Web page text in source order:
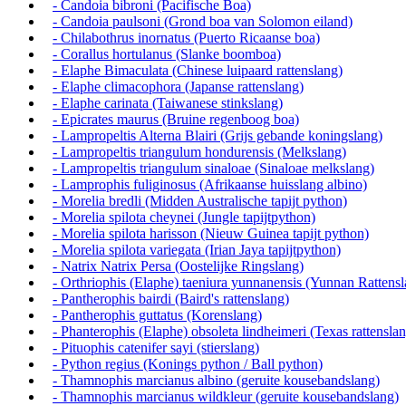
- Candoia bibroni (Pacifische Boa)
- Candoia paulsoni (Grond boa van Solomon eiland)
- Chilabothrus inornatus (Puerto Ricaanse boa)
- Corallus hortulanus (Slanke boomboa)
- Elaphe Bimaculata (Chinese luipaard rattenslang)
- Elaphe climacophora (Japanse rattenslang)
- Elaphe carinata (Taiwanese stinkslang)
- Epicrates maurus (Bruine regenboog boa)
- Lampropeltis Alterna Blairi (Grijs gebande koningslang)
- Lampropeltis triangulum hondurensis (Melkslang)
- Lampropeltis triangulum sinaloae (Sinaloae melkslang)
- Lamprophis fuliginosus (Afrikaanse huisslang albino)
- Morelia bredli (Midden Australische tapijt python)
- Morelia spilota cheynei (Jungle tapijtpython)
- Morelia spilota harisson (Nieuw Guinea tapijt python)
- Morelia spilota variegata (Irian Jaya tapijtpython)
- Natrix Natrix Persa (Oostelijke Ringslang)
- Orthriophis (Elaphe) taeniura yunnanensis (Yunnan
- Pantherophis bairdi (Baird's rattenslang)
- Pantherophis guttatus (Korenslang)
- Phanterophis (Elaphe) obsoleta lindheimeri (Texas
- Pituophis catenifer sayi (stierslang)
- Python regius (Konings python / Ball python)
- Thamnophis marcianus albino (geruite kousebandslang)
- Thamnophis marcianus wildkleur (geruite kousebandslang)